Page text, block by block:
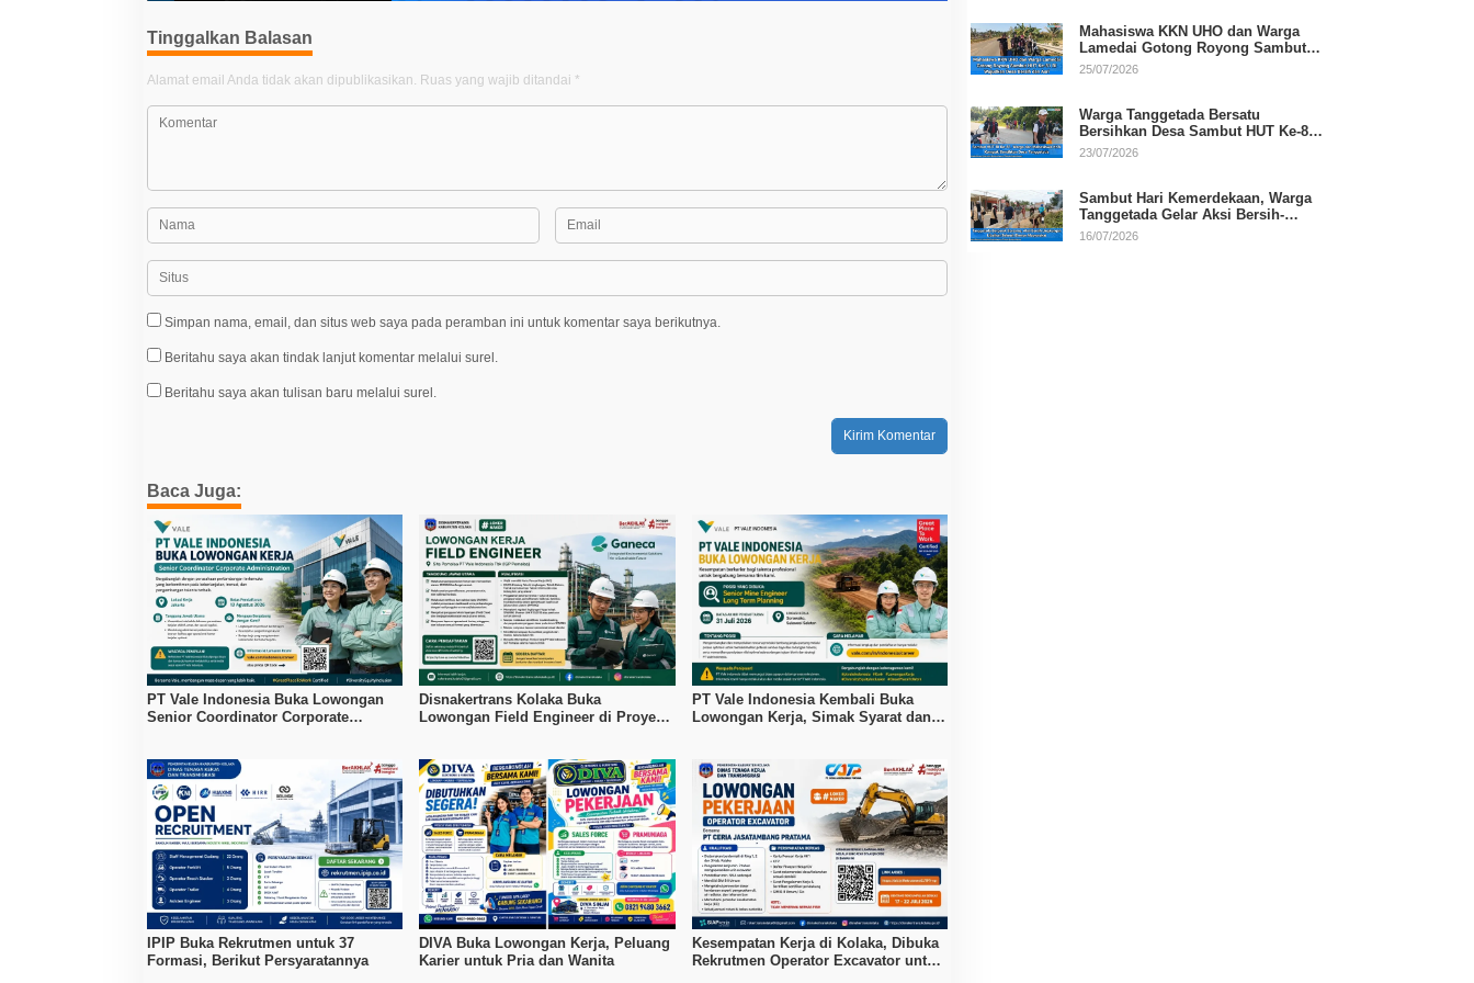
Tinggalkan Balasan
Alamat email Anda tidak akan dipublikasikan. Ruas yang wajib ditandai *
Simpan nama, email, dan situs web saya pada peramban ini untuk komentar saya berikutnya.
Beritahu saya akan tindak lanjut komentar melalui surel.
Beritahu saya akan tulisan baru melalui surel.
Baca Juga:
PT Vale Indonesia Buka Lowongan
Senior Coordinator Corporate
Disnakertrans Kolaka Buka
Lowongan Field Engineer di Proyek
PT Vale Indonesia Kembali Buka
Lowongan Kerja, Simak Syarat dan
IPIP Buka Rekrutmen untuk 37
Formasi, Berikut Persyaratannya
DIVA Buka Lowongan Kerja, Peluang
Karier untuk Pria dan Wanita
Kesempatan Kerja di Kolaka, Dibuka
Rekrutmen Operator Excavator untuk
Mahasiswa KKN UHO dan Warga
Lamedai Gotong Royong Sambut
HUT Ke-81 RI
25/07/2026
Warga Tanggetada Bersatu
Bersihkan Desa Sambut HUT Ke-81
RI
23/07/2026
Sambut Hari Kemerdekaan, Warga
Tanggetada Gelar Aksi Bersih-
Bersih Desa
16/07/2026